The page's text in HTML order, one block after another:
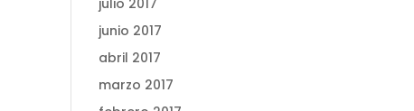
junio 2017
abril 2017
marzo 2017